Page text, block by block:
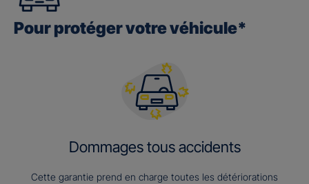
Pour protéger votre véhicule*
Dommages tous accidents
Cette garantie prend en charge toutes les détériorations